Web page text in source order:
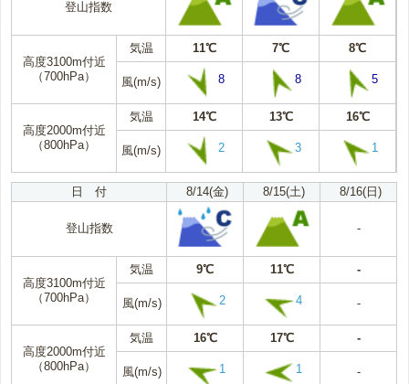
登山指数
高度3100m付近
（700hPa）
気温 11℃ 7℃ 8℃
風(m/s) 8 8 5
高度2000m付近
（800hPa）
気温 14℃ 13℃ 16℃
風(m/s) 2 3 1
日 付 8/14(金) 8/15(土) 8/16(日)
登山指数 -
高度3100m付近
（700hPa）
気温 9℃ 11℃ -
風(m/s) 2 4 -
高度2000m付近
（800hPa）
気温 16℃ 17℃ -
風(m/s) 1 1 -